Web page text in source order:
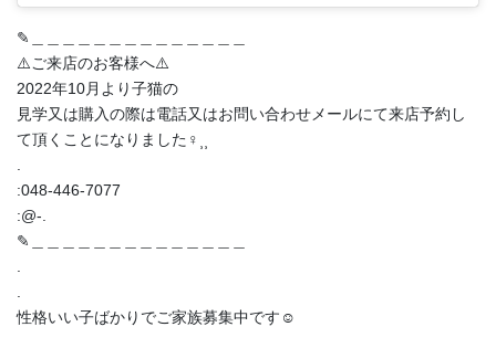
✎︎＿＿＿＿＿＿＿＿＿＿＿＿＿＿
⚠️ご来店のお客様へ⚠️
2022年10月より子猫の
見学又は購入の際は電話又はお問い合わせメールにて来店予約し
て頂くことになりました‍♀️⸒⸒
:048-446-7077
:@-.
✎︎＿＿＿＿＿＿＿＿＿＿＿＿＿＿
性格いい子ばかりでご家族募集中です☺️